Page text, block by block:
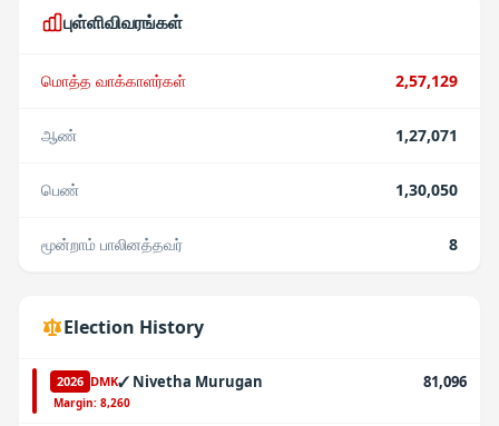
புள்ளிவிவரங்கள்
மொத்த வாக்காளர்கள் 2,57,129
ஆண் 1,27,071
பெண் 1,30,050
மூன்றாம் பாலினத்தவர் 8
Election History
2026 DMK✓ Nivetha Murugan 81,096
·Margin: 8,260